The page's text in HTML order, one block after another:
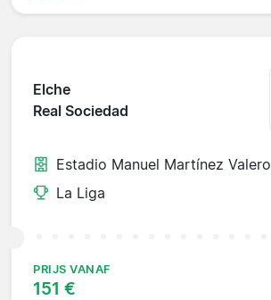
Elche
Real Sociedad
Estadio Manuel Martínez Valero
La Liga
PRIJS VANAF
151 €